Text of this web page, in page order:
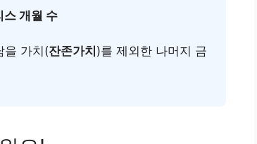
개월 수
을 가치(잔존가치 )를 제외한 나머지 금